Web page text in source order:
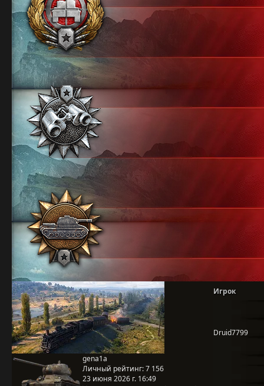
gena1a
Личный рейтинг:7 156
23 июня 2026 г. 16:49
Игрок
Druid7799